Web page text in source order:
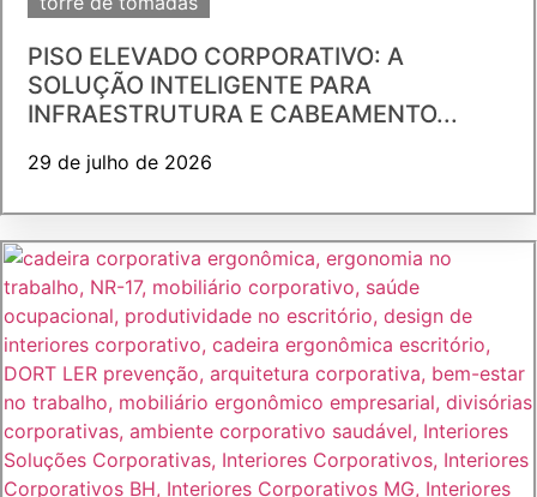
PISO ELEVADO CORPORATIVO: A
SOLUÇÃO INTELIGENTE PARA
INFRAESTRUTURA E CABEAMENTO...
29 de julho de 2026